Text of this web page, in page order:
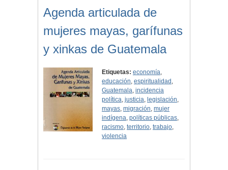
Agenda articulada de
mujeres mayas, garífunas
y xinkas de Guatemala
Etiquetas: economía,
educación,espiritualidad ,
Guatemala,incidencia
política,justicia, legislación,
mayas,migración,mujer
indígena,políticas públicas,
racismo,territorio,trabajo,
violencia